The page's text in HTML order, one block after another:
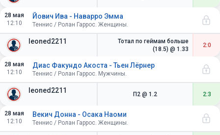
28 мая
12:10
leoned2211
Йович Ива - Наварро Эмма
Теннис / Ролан Гаррос. Женщины.
Тотал по геймам больше
(18.5) @ 1.33
2:0
28 мая
12:10
leoned2211
Диас Факундо Акоста - Тьен Лёрнер
Теннис / Ролан Гаррос. Мужчины.
П2 @ 1.2 2:3
28 мая
12:10
Векич Донна - Осака Наоми
Теннис / Ролан Гаррос. Женщины.